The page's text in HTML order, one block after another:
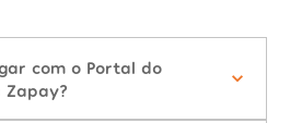
com o Portal do